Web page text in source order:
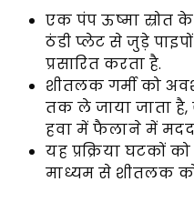
एक पंप ऊष्मा स्रोत
ठंडी प्लेट से जुड़े
प्रसारित करता है.
शीतलक गर्मी को
तक ले जाया जाता
हवा में फैलाने में
यह प्रक्रिया घटकों
माध्यम से शीतलक को